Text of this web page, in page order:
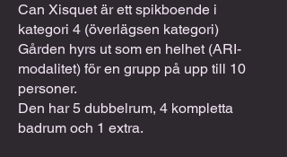
Can Xisquet är ett spikboende i
kategori 4 (överlägsen kategori)
Gården hyrs ut som en helhet (ARI-
modalitet) för en grupp på upp till 10
personer.
Den har 5 dubbelrum, 4 kompletta
badrum och 1 extra.